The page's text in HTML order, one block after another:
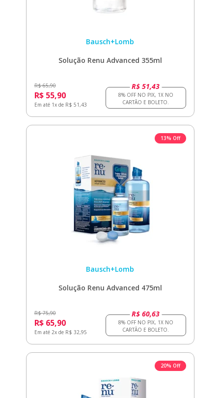
Bausch+Lomb
Solução Renu Advanced 355ml
R$ 65,90
R$ 55,90
Em até 1x de R$ 51,43
R$ 51,43
13% Off
Bausch+Lomb
Solução Renu Advanced 475ml
R$ 75,90
R$ 65,90
Em até 2x de R$ 32,95
R$ 60,63
20% Off